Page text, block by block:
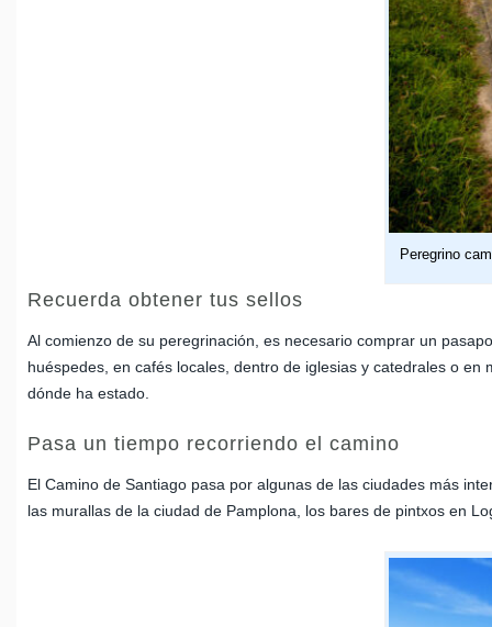
Peregrino
Recuerda obtener tus sellos
Al comienzo de su peregrinación, es necesario comprar un
huéspedes, en cafés locales, dentro de iglesias y catedrales o
dónde ha estado.
Pasa un tiempo recorriendo el camino
El Camino de Santiago pasa por algunas de las ciudades más
las murallas de la ciudad de Pamplona, los bares de pintxos en